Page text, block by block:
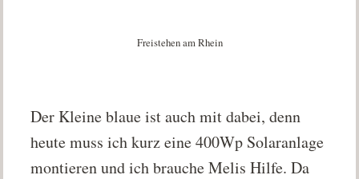
Freistehen am Rhein
Der Kleine blaue ist auch mit dabei, denn
heute muss ich kurz eine 400Wp Solaranlage
montieren und ich brauche Melis Hilfe. Da